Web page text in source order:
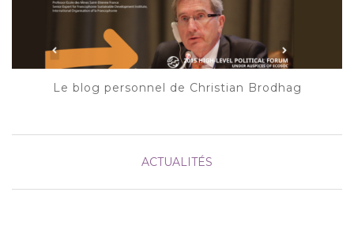
Le blog personnel de Christian Brodhag
ACTUALITÉS